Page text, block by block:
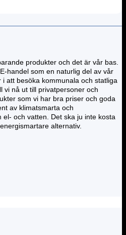
produkter och det är vår bas.
handel som en naturlig del av vår
att besöka kommunala och statliga
vi nå ut till privatpersoner och
som vi har bra priser och goda
av klimatsmarta och
och vatten. Det ska ju inte kosta
alternativ.